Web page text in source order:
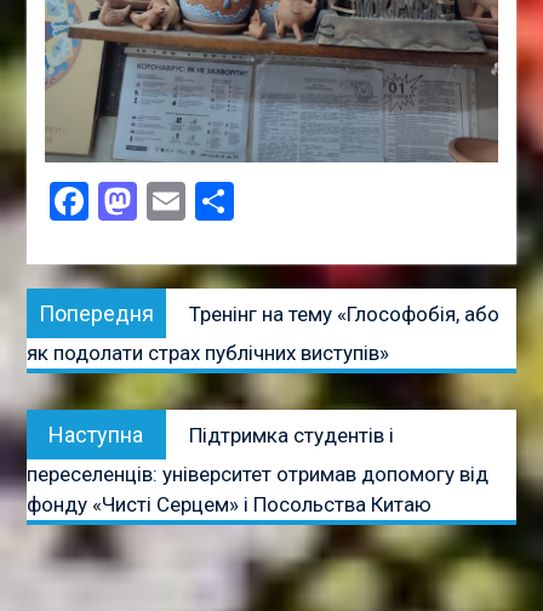
Facebook
Mastodon
EmailПоділитися
Навігація
записів
Попередня
публікація:
Тренінг на тему «Глософобія, або
як подолати страх публічних виступів»
Наступна
публікація:
Підтримка студентів і
переселенців: університет отримав допомогу від
фонду «Чисті Серцем» і Посольства Китаю